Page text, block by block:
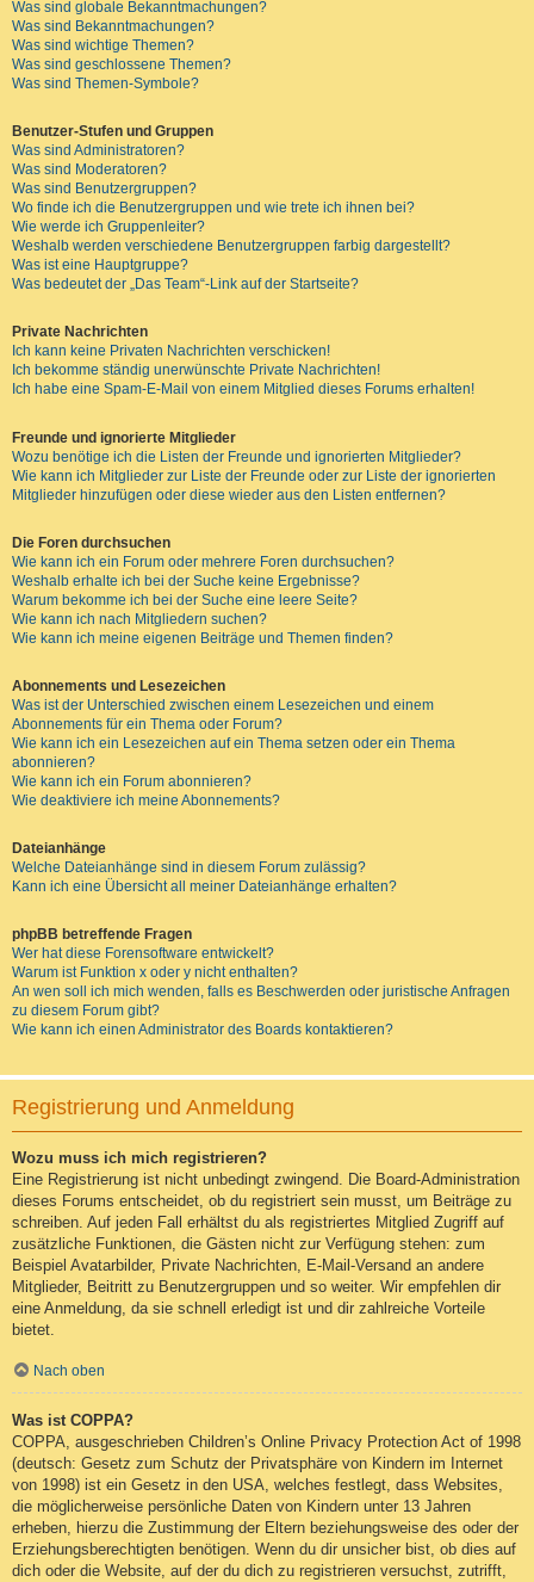
Was sind globale Bekanntmachungen?
Was sind Bekanntmachungen?
Was sind wichtige Themen?
Was sind geschlossene Themen?
Was sind Themen-Symbole?
Benutzer-Stufen und Gruppen
Was sind Administratoren?
Was sind Moderatoren?
Was sind Benutzergruppen?
Wo finde ich die Benutzergruppen und wie trete ich ihnen bei?
Wie werde ich Gruppenleiter?
Weshalb werden verschiedene Benutzergruppen farbig dargestellt?
Was ist eine Hauptgruppe?
Was bedeutet der „Das Team“-Link auf der Startseite?
Private Nachrichten
Ich kann keine Privaten Nachrichten verschicken!
Ich bekomme ständig unerwünschte Private Nachrichten!
Ich habe eine Spam-E-Mail von einem Mitglied dieses Forums erhalten!
Freunde und ignorierte Mitglieder
Wozu benötige ich die Listen der Freunde und ignorierten Mitglieder?
Wie kann ich Mitglieder zur Liste der Freunde oder zur Liste der ignorierten
Mitglieder hinzufügen oder diese wieder aus den Listen entfernen?
Die Foren durchsuchen
Wie kann ich ein Forum oder mehrere Foren durchsuchen?
Weshalb erhalte ich bei der Suche keine Ergebnisse?
Warum bekomme ich bei der Suche eine leere Seite?
Wie kann ich nach Mitgliedern suchen?
Wie kann ich meine eigenen Beiträge und Themen finden?
Abonnements und Lesezeichen
Was ist der Unterschied zwischen einem Lesezeichen und einem
Abonnements für ein Thema oder Forum?
Wie kann ich ein Lesezeichen auf ein Thema setzen oder ein Thema
abonnieren?
Wie kann ich ein Forum abonnieren?
Wie deaktiviere ich meine Abonnements?
Dateianhänge
Welche Dateianhänge sind in diesem Forum zulässig?
Kann ich eine Übersicht all meiner Dateianhänge erhalten?
phpBB betreffende Fragen
Wer hat diese Forensoftware entwickelt?
Warum ist Funktion x oder y nicht enthalten?
An wen soll ich mich wenden, falls es Beschwerden oder juristische Anfragen
zu diesem Forum gibt?
Wie kann ich einen Administrator des Boards kontaktieren?
Registrierung und Anmeldung
Wozu muss ich mich registrieren?
Eine Registrierung ist nicht unbedingt zwingend. Die Board-Administration
dieses Forums entscheidet, ob du registriert sein musst, um Beiträge zu
schreiben. Auf jeden Fall erhältst du als registriertes Mitglied Zugriff auf
zusätzliche Funktionen, die Gästen nicht zur Verfügung stehen: zum
Beispiel Avatarbilder, Private Nachrichten, E-Mail-Versand an andere
Mitglieder, Beitritt zu Benutzergruppen und so weiter. Wir empfehlen dir
eine Anmeldung, da sie schnell erledigt ist und dir zahlreiche Vorteile
bietet.
Nach oben
Was ist COPPA?
COPPA, ausgeschrieben Children’s Online Privacy Protection Act of 1998
(deutsch: Gesetz zum Schutz der Privatsphäre von Kindern im Internet
von 1998) ist ein Gesetz in den USA, welches festlegt, dass Websites,
die möglicherweise persönliche Daten von Kindern unter 13 Jahren
erheben, hierzu die Zustimmung der Eltern beziehungsweise des oder der
Erziehungsberechtigten benötigen. Wenn du dir unsicher bist, ob dies auf
dich oder die Website, auf der du dich zu registrieren versuchst, zutrifft,